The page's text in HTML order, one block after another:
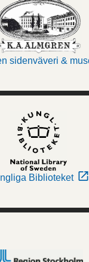
sidenväveri &
Biblioteket